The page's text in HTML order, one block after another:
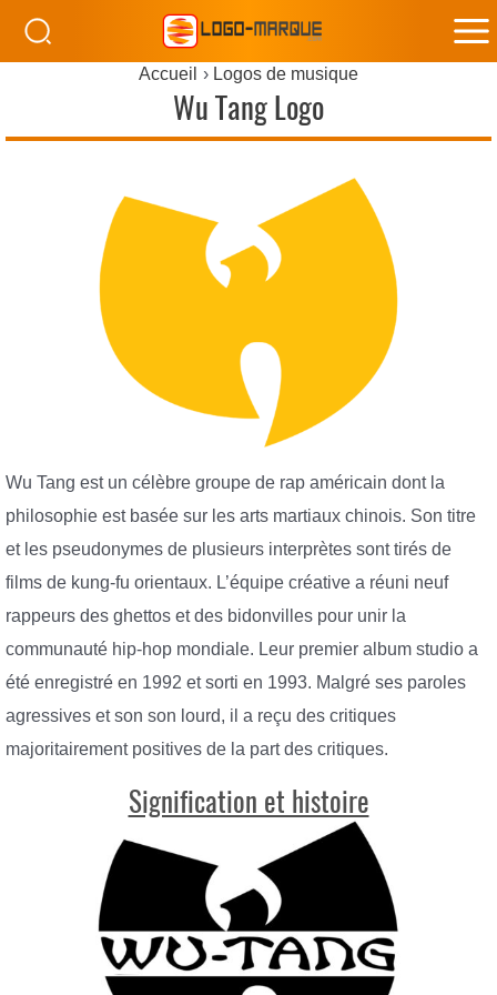
Accueil Logos de musique
Wu Tang Logo
Wu Tang est un célèbre groupe de rap américain dont la
philosophie est basée sur les arts martiaux chinois. Son titre
et les pseudonymes de plusieurs interprètes sont tirés de
films de kung-fu orientaux. L’équipe créative a réuni neuf
rappeurs des ghettos et des bidonvilles pour unir la
communauté hip-hop mondiale. Leur premier album studio a
été enregistré en 1992 et sorti en 1993. Malgré ses paroles
agressives et son son lourd, il a reçu des critiques
majoritairement positives de la part des critiques.
Signification et histoire